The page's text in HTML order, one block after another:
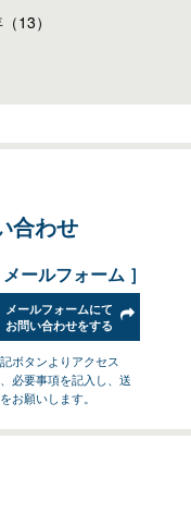
13）
合わせ
メールフォーム ］
メールフォームにて
お問い合わせをする
記ボタンよりアクセス
必要事項を記入し、送
お願いします。